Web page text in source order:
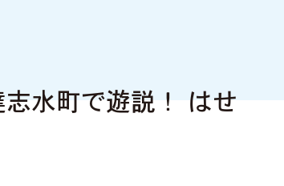
志水町で遊説！ はせ